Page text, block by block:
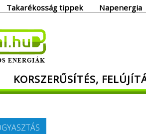
Takarékosság tippek Napenergia
energiák. Minden, ami
KORSZERŰSÍTÉS,